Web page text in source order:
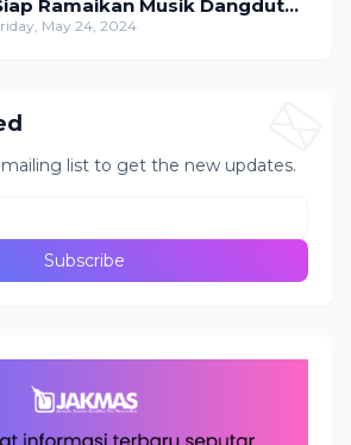
Ramaikan Musik Dangdut
May 24, 2024
list to get the new updates.